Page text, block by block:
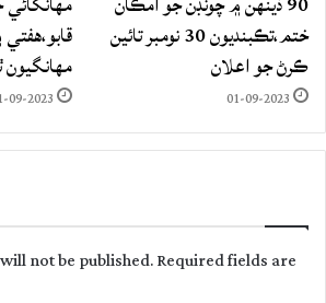
ختم،تڪبنديون 30 نومبر تائين
ڪرڻ جو اعلان
01-09-2023
09-2023
not be published.Required fields are